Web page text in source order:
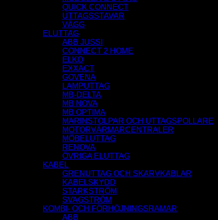
QUICK CONNECT
UTTAGSSTAVAR
VÄGG
ELUTTAG
ABB JUSSI
CONNECT 2 HOME
ELKO
EXXACT
GOVENA
LAMPUTTAG
MB-DELTA
MB NOVA
MB OPTIMA
MARINSTOLPAR OCH UTTAGSPOLLARE
MOTORVÄRMARCENTRALER
MÖBELUTTAG
RENOVA
ÖVRIGA ELUTTAG
KABEL
GRENUTTAG OCH SKARVKABLAR
KABELSKYDD
STARKSTRÖM
SVAGSTRÖM
KOMBI- OCH FÖRHÖJNINGSRAMAR
ABB